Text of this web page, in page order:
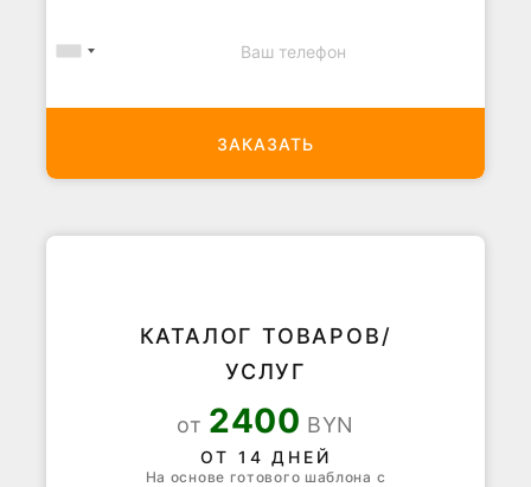
ЗАКАЗАТЬ
КАТАЛОГ ТОВАРОВ/
УСЛУГ
от 2400 BYN
ОТ 14 ДНЕЙ
На основе готового шаблона с